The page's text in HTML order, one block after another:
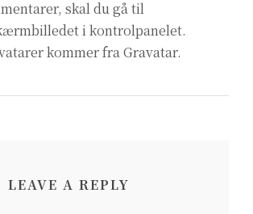
skal du gå til
i kontrolpanelet.
kommer fraGravatar.
LEAVE A REPLY